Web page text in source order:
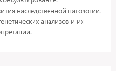
наследственной патологии.
анализов и их